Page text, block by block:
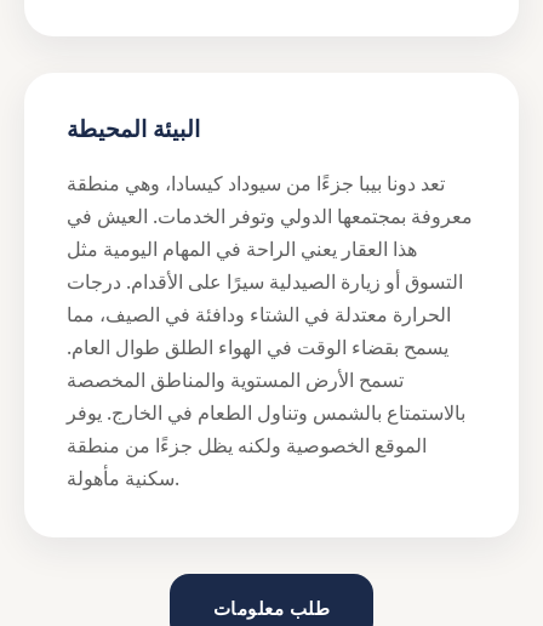
البيئة المحيطة
تعد دونا بيبا جزءًا من سيوداد كيسادا، وهي منطقة
معروفة بمجتمعها الدولي وتوفر الخدمات. العيش في
هذا العقار يعني الراحة في المهام اليومية مثل
التسوق أو زيارة الصيدلية سيرًا على الأقدام. درجات
الحرارة معتدلة في الشتاء ودافئة في الصيف، مما
يسمح بقضاء الوقت في الهواء الطلق طوال العام.
تسمح الأرض المستوية والمناطق المخصصة
بالاستمتاع بالشمس وتناول الطعام في الخارج. يوفر
الموقع الخصوصية ولكنه يظل جزءًا من منطقة
سكنية مأهولة.
طلب معلومات